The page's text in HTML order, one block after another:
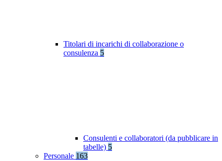
Titolari di incarichi di collaborazione o
consulenza 5
Consulenti e collaboratori (da pubblicare in
tabelle) 5
Personale 163